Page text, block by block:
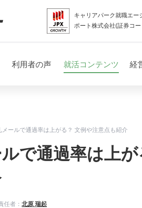
キャリアパーク就職エー
ポート株式会社(証券コ
利用者の声 就活コンテンツ 経
ールで通過率は上がる？ 文例や注意点も紹介
で通過率は上が
任者： 北原 瑞起